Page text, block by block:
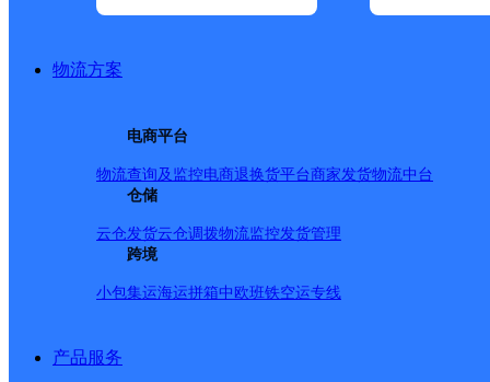
物流方案
电商平台
物流查询及监控电商退换货平台商家发货物流中台
仓储
云仓发货云仓调拨物流监控发货管理
跨境
小包集运海运拼箱中欧班铁空运专线
产品服务
所属快递：邮政国内
所属区域：河北省-邢台市-南和区
网点地址：河北省邢台市南和县史召
网点负责人：